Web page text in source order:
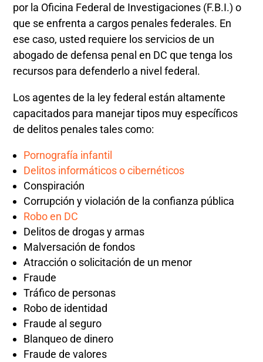
por la Oficina Federal de Investigaciones (F.B.I.) o
que se enfrenta a cargos penales federales. En
ese caso, usted requiere los servicios de un
abogado de defensa penal en DC que tenga los
recursos para defenderlo a nivel federal.
Los agentes de la ley federal están altamente
capacitados para manejar tipos muy específicos
de delitos penales tales como:
Pornografía infantil
Delitos informáticos o cibernéticos
Conspiración
Corrupción y violación de la confianza pública
Robo en DC
Delitos de drogas y armas
Malversación de fondos
Atracción o solicitación de un menor
Fraude
Tráfico de personas
Robo de identidad
Fraude al seguro
Blanqueo de dinero
Fraude de valores